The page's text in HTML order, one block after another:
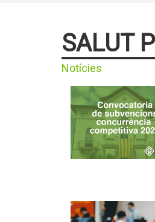
SALUT
Notícies